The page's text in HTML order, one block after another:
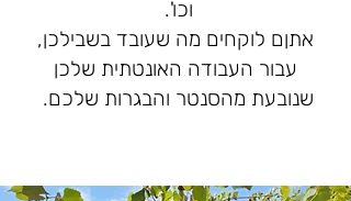
וכו'.
אתןם לוקחים מה שעובד בשבילכן,
עבור העבודה האונטתית שלכן
שנובעת מהסנטר והבגרות שלכם.